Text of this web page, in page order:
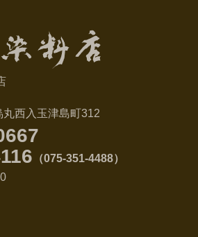
西入玉津島町312
（075-351-4488）